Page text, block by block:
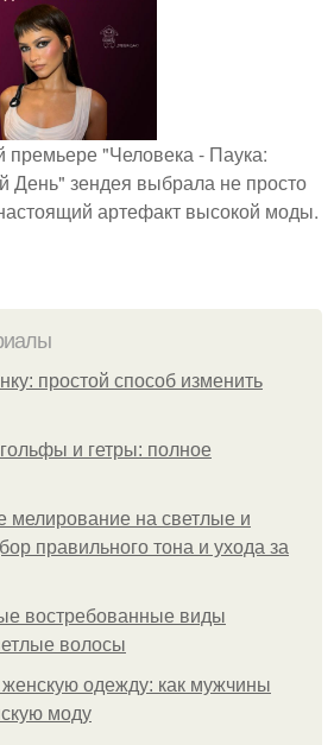
премьере "Человека - Паука:
зендея выбрала не просто
артефакт высокой моды.
простой способ изменить
и гетры: полное
мелирование на светлые и
правильного тона и ухода за
востребованные виды
волосы
одежду: как мужчины
моду